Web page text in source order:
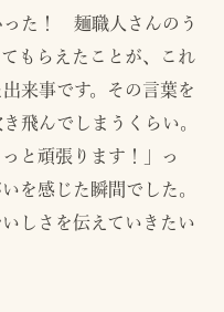
った！ 麺職人さんのう
もらえたことが、これ
来事です。その言葉を
飛んでしまうくらい。
と頑張ります！」っ
を感じた瞬間でした。
しさを伝えていきたい